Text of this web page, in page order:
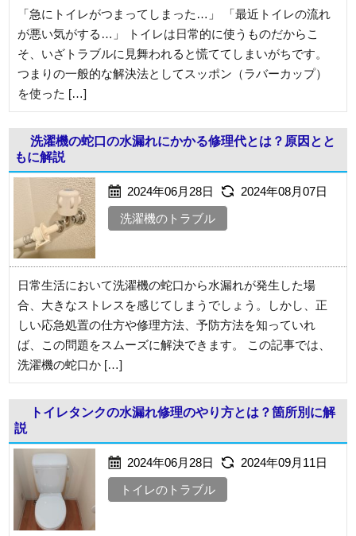
「急にトイレがつまってしまった…」 「最近トイレの流れ
が悪い気がする…」 トイレは日常的に使うものだからこ
そ、いざトラブルに見舞われると慌ててしまいがちです。
つまりの一般的な解決法としてスッポン（ラバーカップ）
を使った […]
洗濯機の蛇口の水漏れにかかる修理代とは？原因とと
もに解説
2024年06月28日
2024年08月07日
洗濯機のトラブル
日常生活において洗濯機の蛇口から水漏れが発生した場
合、大きなストレスを感じてしまうでしょう。しかし、正
しい応急処置の仕方や修理方法、予防方法を知っていれ
ば、この問題をスムーズに解決できます。 この記事では、
洗濯機の蛇口か […]
トイレタンクの水漏れ修理のやり方とは？箇所別に解
説
2024年06月28日
2024年09月11日
トイレのトラブル